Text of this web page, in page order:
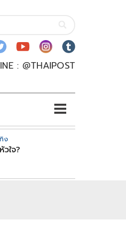
: @THAIPOST
ง
วใจ?